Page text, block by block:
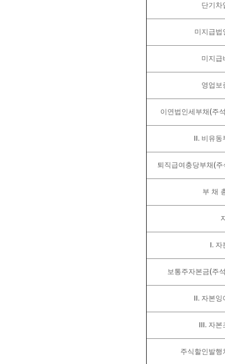
단기차
미지급법
미지급
영업보
이연법인세부채 (주
II. 비유동
퇴직급여충당부채 (주
부 채
I. 자
보통주자본금(주
II. 자본잉
III. 자본
주식할인발행